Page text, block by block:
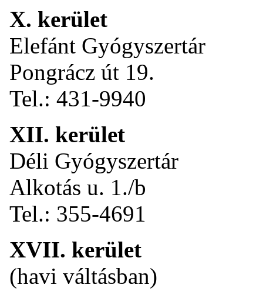
X. kerület
Elefánt Gyógyszertár
Pongrácz út 19.
Tel.: 431-9940
XII. kerület
Déli Gyógyszertár
Alkotás u. 1./b
Tel.: 355-4691
XVII. kerület
(havi váltásban)